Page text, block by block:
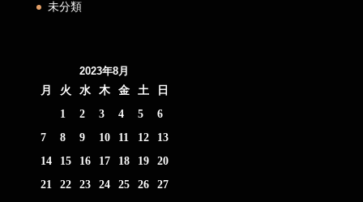
未分類
2023年8月
月
火 水 木 金 土
日
1
2 3 4 5
6
7
8 9 10 11 12
13
14
15 16 17 18 19
20
21
22 23 24 25 26
27